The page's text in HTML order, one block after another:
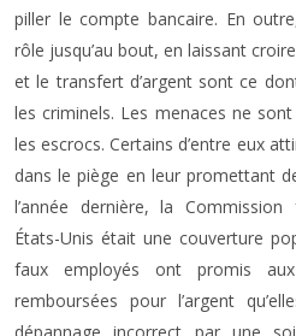
piller le compte bancaire. En
rôle jusqu’au bout, en laissant
et le transfert d’argent sont ce
les criminels. Les menaces ne
les escrocs. Certains d’entre eux
dans le piège en leur promettant
l’année dernière, la
États-Unis était une couverture
faux employés ont promis aux
remboursées pour l’argent